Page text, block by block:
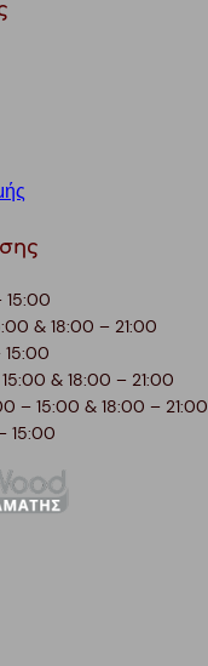
& 18:00 – 21:00
& 18:00 – 21:00
– 15:00 & 18:00 – 21:00
15:00